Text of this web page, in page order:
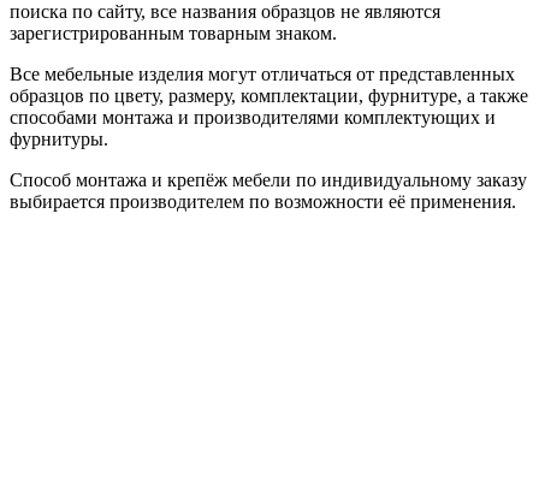
поиска по сайту, все названия образцов не являются
зарегистрированным товарным знаком.
Все мебельные изделия могут отличаться от представленных
образцов по цвету, размеру, комплектации, фурнитуре, а также
способами монтажа и производителями комплектующих и
фурнитуры.
Способ монтажа и крепёж мебели по индивидуальному заказу
выбирается производителем по возможности её применения.